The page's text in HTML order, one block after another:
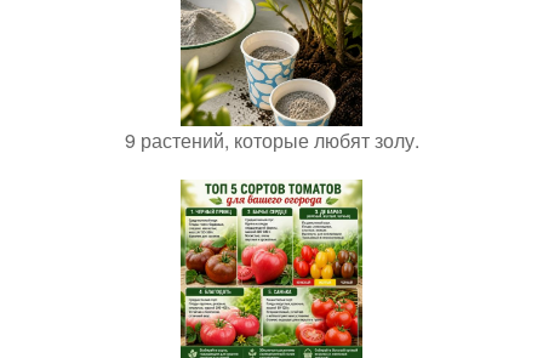
9 растений, которые любят золу.